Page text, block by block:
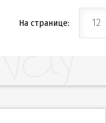
На странице: 12